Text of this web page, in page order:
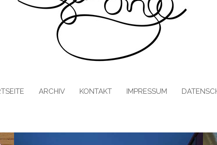
ARCHIV KONTAKT IMPRESSUM